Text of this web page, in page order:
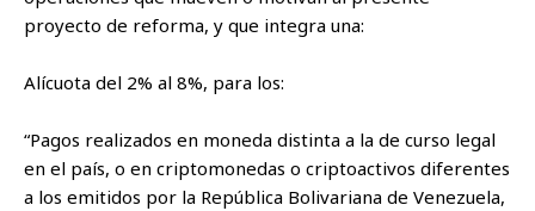
proyecto de reforma, y que integra una:
Alícuota del 2% al 8%, para los:
“Pagos realizados en moneda distinta a la de curso legal
en el país, o en criptomonedas o criptoactivos diferentes
a los emitidos por la República Bolivariana de Venezuela,